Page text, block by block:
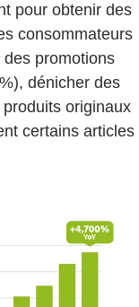
pour obtenir des
consommateurs
des promotions
dénicher des
originaux
certains articles